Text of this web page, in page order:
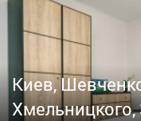
Киев,
Хмельницкого,